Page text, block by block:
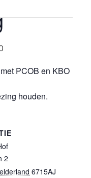
PCOB en KBO
houden.
2
6715AJ